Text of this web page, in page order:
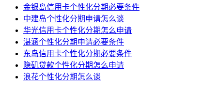
金银岛信用卡个性化分期必要条件
中建岛个性化分期申请怎么谈
华光信用卡个性化分期怎么申请
湛涵个性化分期申请必要条件
东岛信用卡个性化分期必要条件
隐矶贷款个性化分期怎么申请
浪花个性化分期怎么谈